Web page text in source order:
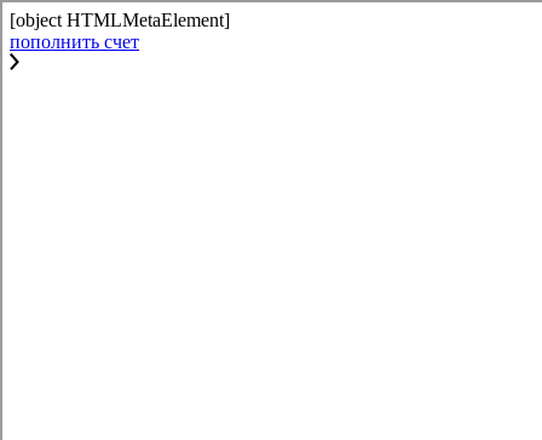
[object HTMLMetaElement]
пополнить счет